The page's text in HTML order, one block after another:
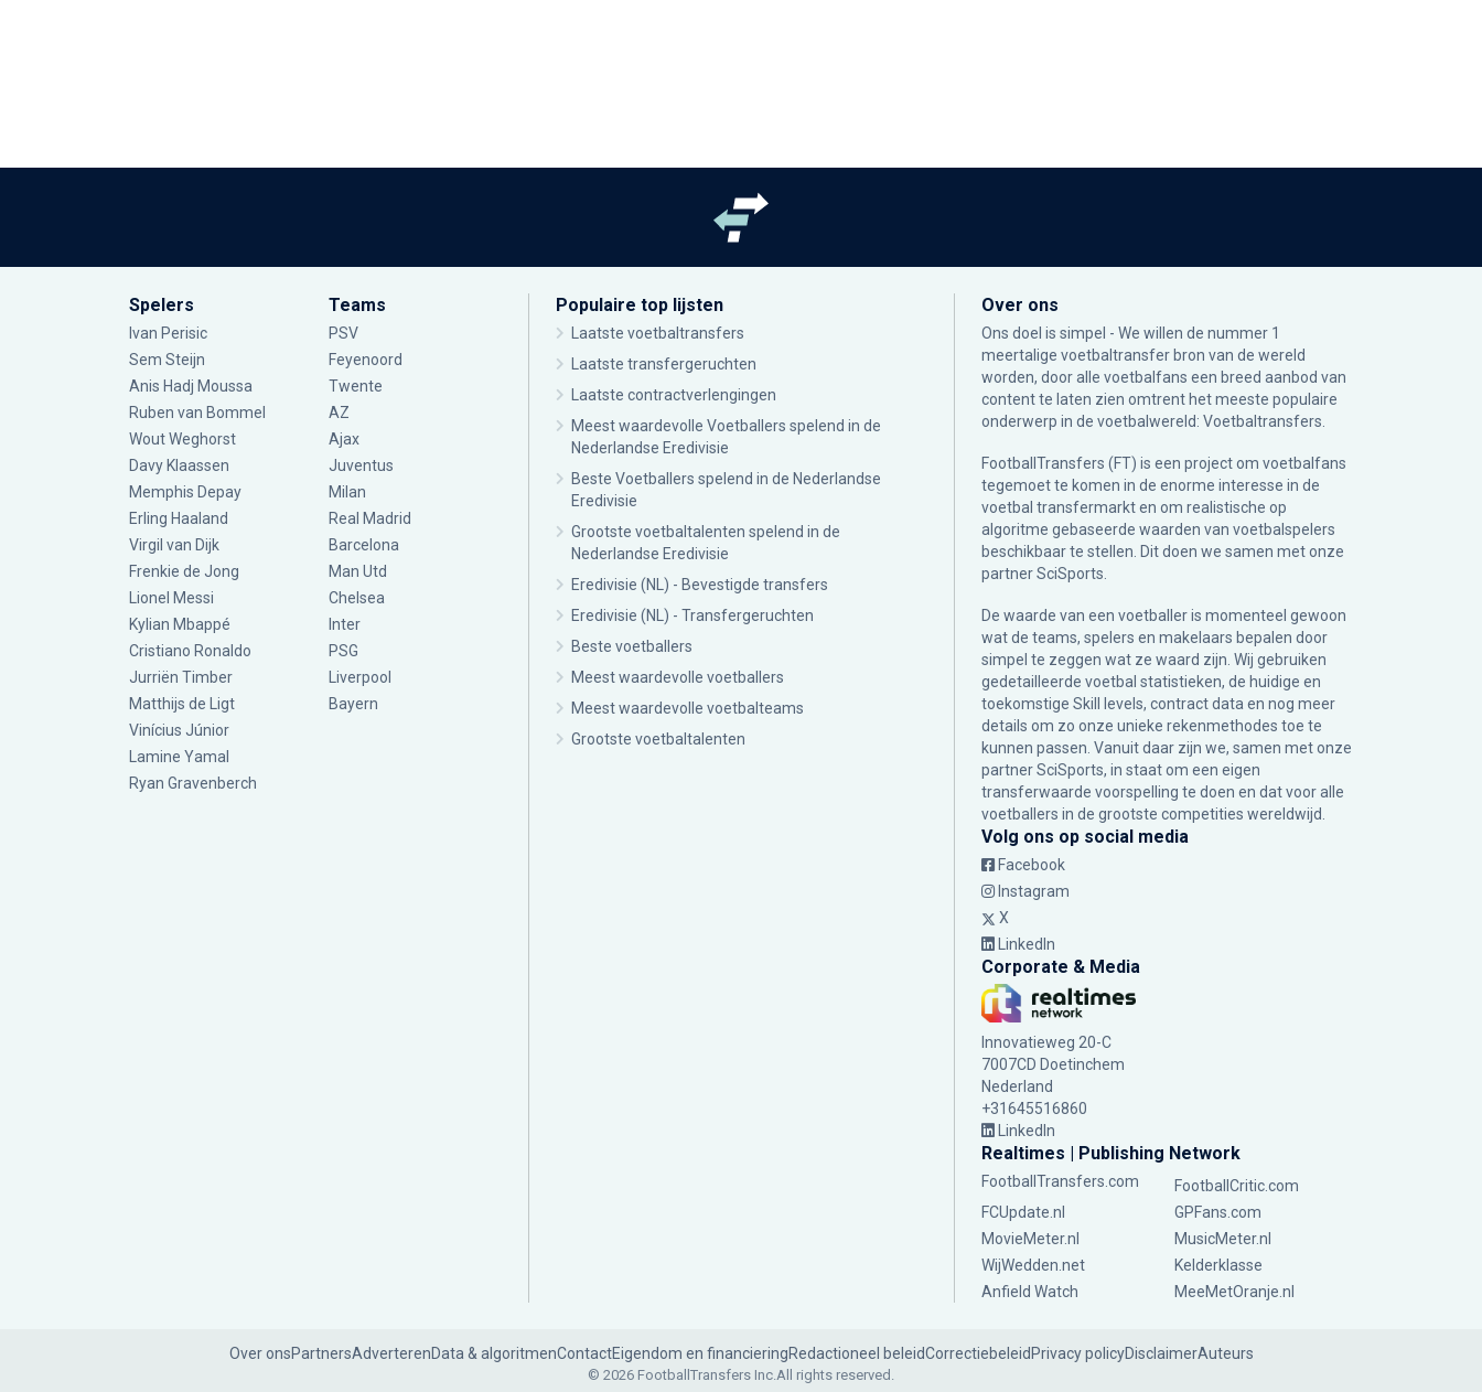
Spelers
Ivan Perisic
Sem Steijn
Anis Hadj Moussa
Ruben van Bommel
Wout Weghorst
Davy Klaassen
Memphis Depay
Erling Haaland
Virgil van Dijk
Frenkie de Jong
Lionel Messi
Kylian Mbappé
Cristiano Ronaldo
Jurriën Timber
Matthijs de Ligt
Vinícius Júnior
Lamine Yamal
Ryan Gravenberch
Teams
PSV
Feyenoord
Twente
AZ
Ajax
Juventus
Milan
Real Madrid
Barcelona
Man Utd
Chelsea
Inter
PSG
Liverpool
Bayern
Populaire top lijsten
Laatste voetbaltransfers
Laatste transfergeruchten
Laatste contractverlengingen
Meest waardevolle Voetballers spelend in de
Nederlandse Eredivisie
Beste Voetballers spelend in de Nederlandse
Eredivisie
Grootste voetbaltalenten spelend in de
Nederlandse Eredivisie
Eredivisie (NL) - Bevestigde transfers
Eredivisie (NL) - Transfergeruchten
Beste voetballers
Meest waardevolle voetballers
Meest waardevolle voetbalteams
Grootste voetbaltalenten
Over ons
Ons doel is simpel - We willen de nummer 1
meertalige voetbaltransfer bron van de wereld
worden, door alle voetbalfans een breed aanbod van
content te laten zien omtrent het meeste populaire
onderwerp in de voetbalwereld: Voetbaltransfers.
FootballTransfers (FT) is een project om voetbalfans
tegemoet te komen in de enorme interesse in de
voetbal transfermarkt en om realistische op
algoritme gebaseerde waarden van voetbalspelers
beschikbaar te stellen. Dit doen we samen met onze
partnerSciSports
De waarde van een voetballer is momenteel gewoon
wat de teams, spelers en makelaars bepalen door
simpel te zeggen wat ze waard zijn. Wij gebruiken
gedetailleerde voetbal statistieken, de huidige en
toekomstige Skill levels, contract data en nog meer
details om zo onze unieke rekenmethodes toe te
kunnen passen. Vanuit daar zijn we, samen met onze
partner SciSports, in staat om een eigen
transferwaarde voorspelling te doen en dat voor alle
voetballers in de grootste competities wereldwijd.
Volg ons op social media
Facebook
Instagram
X
LinkedIn
Corporate & Media
Innovatieweg 20-C
7007CD Doetinchem
Nederland
+31645516860
LinkedIn
Realtimes | Publishing Network
FootballTransfers.com
FootballCritic.com
FCUpdate.nl
GPFans.com
MovieMeter.nl
MusicMeter.nl
WijWedden.net
Kelderklasse
Anfield Watch
MeeMetOranje.nl
Over onsPartnersAdverterenData & algoritmenContactEigendom en financieringRedactioneel beleidCorrectiebeleid Privacy policyDisclaimerAuteurs
© 2026 FootballTransfers Inc.All rights reserved.